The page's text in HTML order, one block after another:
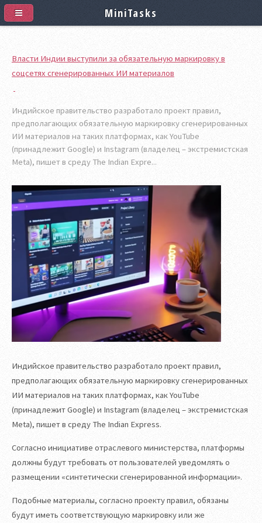
Власти Индии выступили за обязательную маркировку в
соцсетях сгенерированных ИИ материалов
Индийское правительство разработало проект правил,
предполагающих обязательную маркировку сгенерированных
ИИ материалов на таких платформах, как YouTube
(принадлежит Google) и Instagram (владелец – экстремистская
Meta), пишет в среду The Indian Expre...
Индийское правительство разработало проект правил,
предполагающих обязательную маркировку сгенерированных
ИИ материалов на таких платформах, как YouTube
(принадлежит Google) и Instagram (владелец – экстремистская
Meta), пишет в среду The Indian Express.
Согласно инициативе отраслевого министерства, платформы
должны будут требовать от пользователей уведомлять о
размещении «синтетически сгенерированной информации».
Подобные материалы, согласно проекту правил, обязаны
будут иметь соответствующую маркировку или же
MiniTasks